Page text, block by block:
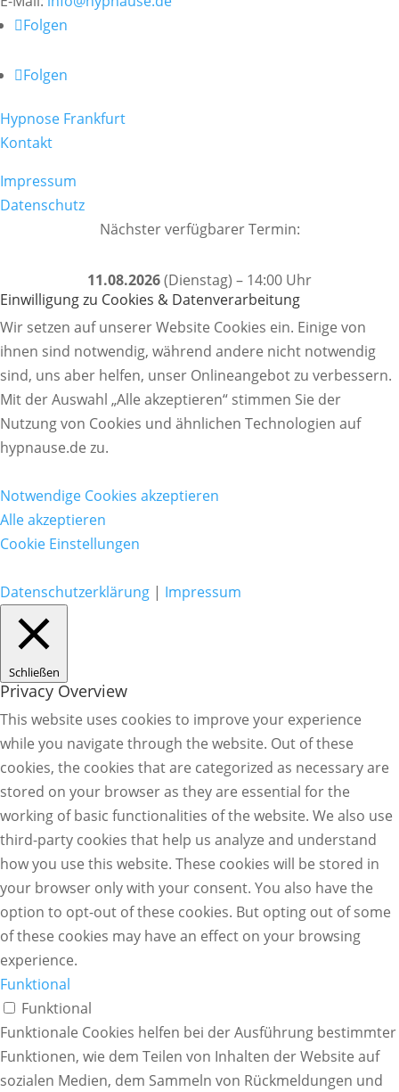
Folgen
Folgen
Hypnose Frankfurt
Kontakt
Impressum
Datenschutz
Nächster verfügbarer Termin:
11.08.2026(Dienstag) – 14:00 Uhr
Einwilligung zu Cookies & Datenverarbeitung
Wir setzen auf unserer Website Cookies ein. Einige von
ihnen sind notwendig, während andere nicht notwendig
sind, uns aber helfen, unser Onlineangebot zu verbessern.
Mit der Auswahl „Alle akzeptieren“ stimmen Sie der
Nutzung von Cookies und ähnlichen Technologien auf
hypnause.de zu.
Notwendige Cookies akzeptieren
Alle akzeptieren
Cookie Einstellungen
Datenschutzerklärung | Impressum
Schließen
Privacy Overview
This website uses cookies to improve your experience
while you navigate through the website. Out of these
cookies, the cookies that are categorized as necessary are
stored on your browser as they are essential for the
working of basic functionalities of the website. We also use
third-party cookies that help us analyze and understand
how you use this website. These cookies will be stored in
your browser only with your consent. You also have the
option to opt-out of these cookies. But opting out of some
of these cookies may have an effect on your browsing
experience.
Funktional
Funktional
Funktionale Cookies helfen bei der Ausführung bestimmter
Funktionen, wie dem Teilen von Inhalten der Website auf
sozialen Medien, dem Sammeln von Rückmeldungen und